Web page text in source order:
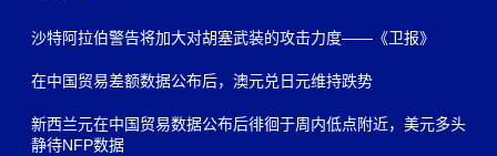
沙特阿拉伯警告将加大对胡塞武装的攻击力度——《卫报》
在中国贸易差额数据公布后，澳元兑日元维持跌势
新西兰元在中国贸易数据公布后徘徊于周内低点附近，美元多头
静待NFP数据